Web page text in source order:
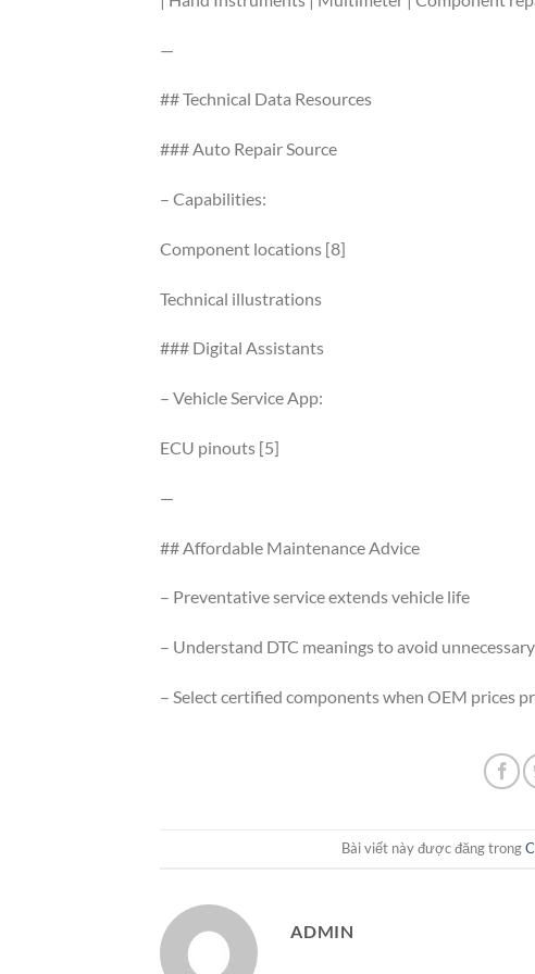
—
## Technical Data Resources
### Auto Repair Source
– Capabilities:
Component locations [8]
Technical illustrations
### Digital Assistants
– Vehicle Service App:
ECU pinouts [5]
—
## Affordable Maintenance Advice
– Preventative service extends vehicle life
– Understand DTC meanings to avoid
– Select certified components when OEM prices
Bài viết này được đăng trong
ADMIN